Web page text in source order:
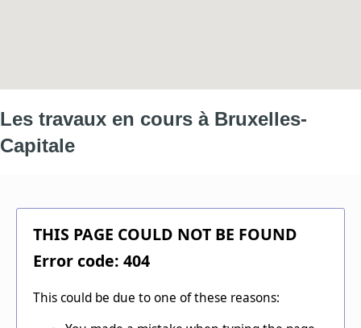
Les travaux en cours à Bruxelles-
Capitale